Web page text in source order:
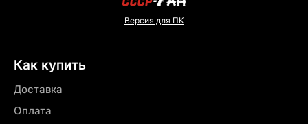
Версия для ПК
Как купить
Доставка
Оплата